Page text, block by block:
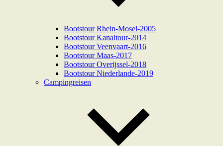
Bootstour Rhein-Mosel-2005
Bootstour Kanaltour-2014
Bootstour Veenvaart-2016
Bootstour Maas-2017
Bootstour Overijssel-2018
Bootstour Niederlande-2019
Campingreisen